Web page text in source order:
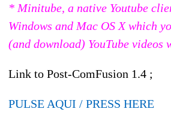
* Minitube, a native Youtube
Windows and Mac OS X which
(and download) YouTube videos
Link to Post-ComFusion 1.4 ;
PULSE AQUI / PRESS HERE